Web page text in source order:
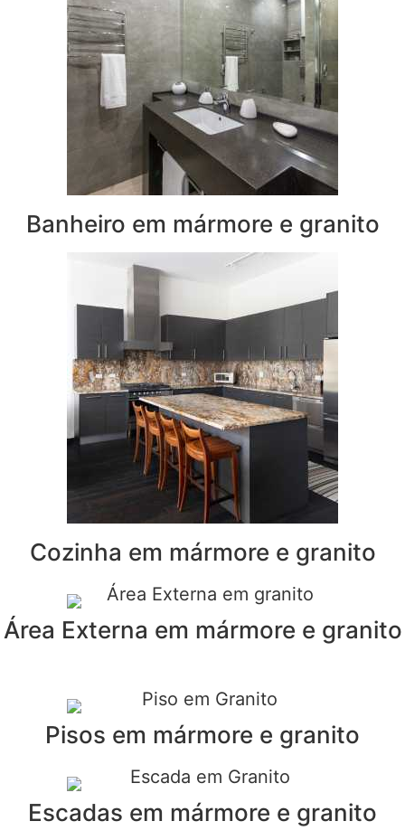
Banheiro em mármore e granito
Cozinha em mármore e granito
Área Externa em mármore e granito
Pisos em mármore e granito
Escadas em mármore e granito